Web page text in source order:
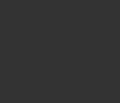
tế không gây
bền chặt. Do
và không